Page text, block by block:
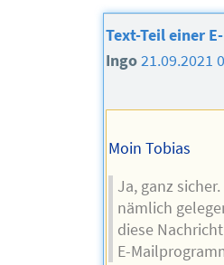
Text-Teil einer
Ingo21.09.2021
Moin Tobias
Ja, ganz
nämlich
diese
E-